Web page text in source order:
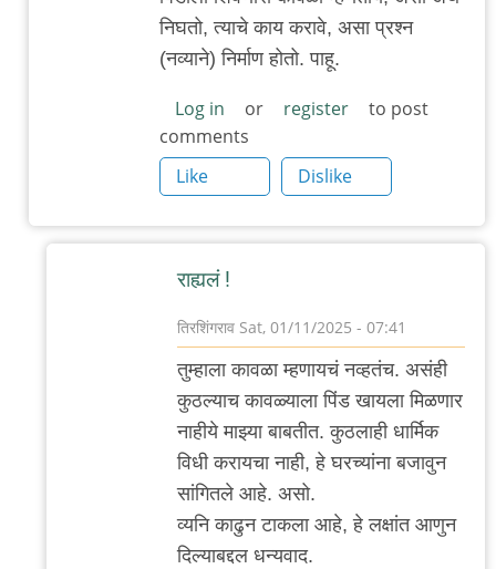
निघतो, त्याचे काय करावे, असा प्रश्न
(नव्याने) निर्माण होतो. पाहू.
Log in or register
to post
comments
Like
Dislike
राह्यलं !
तिरशिंगराव Sat, 01/11/2025 - 07:41
reply
to
.
by
'न'वी
बाजू
तुम्हाला कावळा म्हणायचं नव्हतंच. असंही
कुठल्याच कावळ्याला पिंड खायला मिळणार
नाहीये माझ्या बाबतीत. कुठलाही धार्मिक
विधी करायचा नाही, हे घरच्यांना बजावुन
सांगितले आहे. असो.
व्यनि काढुन टाकला आहे, हे लक्षांत आणुन
दिल्याबद्दल धन्यवाद.